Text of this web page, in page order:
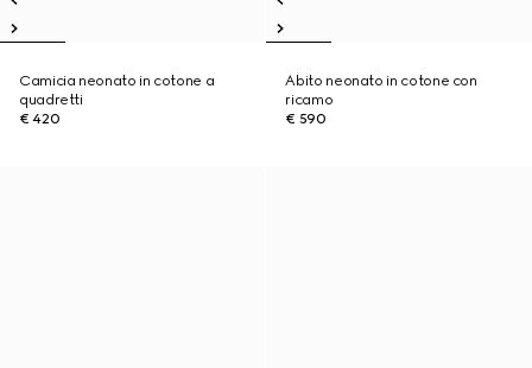
Camicia neonato in cotone a
quadretti
€ 420
Abito neonato in cotone con
ricamo
€ 590